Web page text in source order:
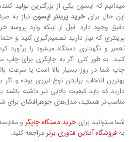
میدانیم که اپسون یکی از بزرگترین تولید
این حال برای خرید پرینتر اپسون نیاز به
دقیق وجود دارد. قبل از اینکه وارد پروسه
پرینتری که نیاز دارید تصمیم‌گیری کنید و
تعمیر و نگهداری دستگاه میشود را برآورد
کنید. به طور کلی اگر به چاپگری برای چاپ
چاپ شما در روز بسیار بالا است یا سرعت
بهترین انتخاب برایتان نوع لیزری بوده و
دارید که باید کیفیت بالایی نیز داشته
مناسب‌تر هستید، مدل‌های جوهرافشان برای
شما میتوانید برای خرید دستگاه چاپگر و
بهفروشگاه آنلاین فناوری برتر مراجعه کنید.